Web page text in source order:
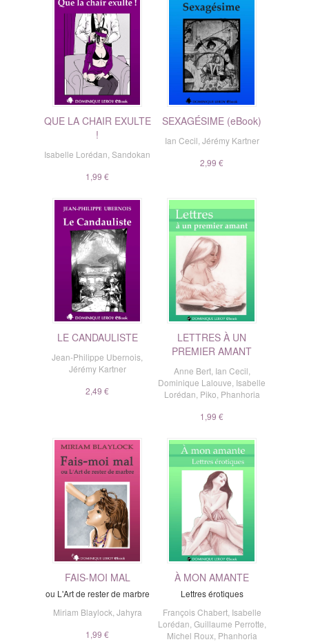
QUE LA CHAIR EXULTE
!
Isabelle Lorédan Sandokan
1,99 €
SEXAGÉSIME (eBook)
Ian Cecil Jérémy Kartner
2,99 €
LE CANDAULISTE
Jean-Philippe Ubernois
Jérémy Kartner
2,49 €
LETTRES À UN
PREMIER AMANT
Anne Bert, Ian Cecil
Dominique Lalouve Isabelle
Lorédan Piko Phanhoria
1,99 €
FAIS-MOI MAL
ou L'Art de rester de marbre
Miriam Blaylock Jahyra
1,99 €
À MON AMANTE
Lettres érotiques
François Chabert, Isabelle
Lorédan Guillaume Perrotte
Michel Roux Phanhoria